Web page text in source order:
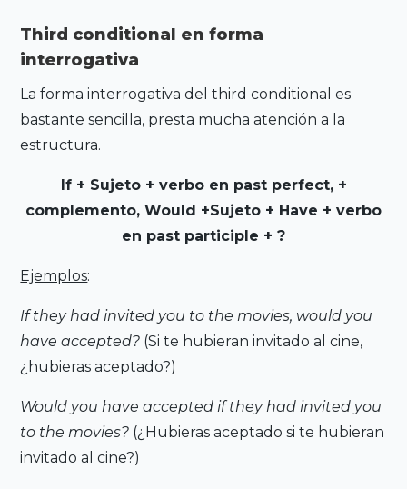
Third conditional en forma
interrogativa
La forma interrogativa del third conditional es
bastante sencilla, presta mucha atención a la
estructura.
If + Sujeto + verbo en past perfect, +
complemento, Would +Sujeto + Have + verbo
en past participle + ?
Ejemplos:
If they had invited you to the movies, would you
have accepted? (Si te hubieran invitado al cine,
¿hubieras aceptado?)
Would you have accepted if they had invited you
to the movies? (¿Hubieras aceptado si te hubieran
invitado al cine?)